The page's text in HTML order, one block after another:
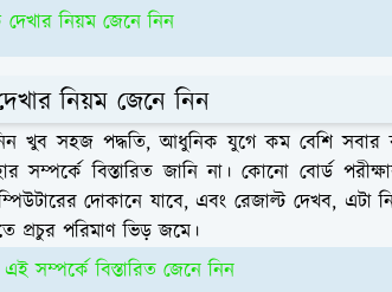
নিয়ম জেনে নিন
নিয়ম জেনে নিন
খুব সহজ পদ্ধতি, আধুনিক যুগে কম বেশি সবার
সম্পর্কে বিস্তারিত জানি না। কোনো বোর্ড
দোকানে যাবে, এবং রেজাল্ট দেখব, এটা
প্রচুর পরিমাণ ভিড় জমে।
সম্পর্কে বিস্তারিত জেনে নিন